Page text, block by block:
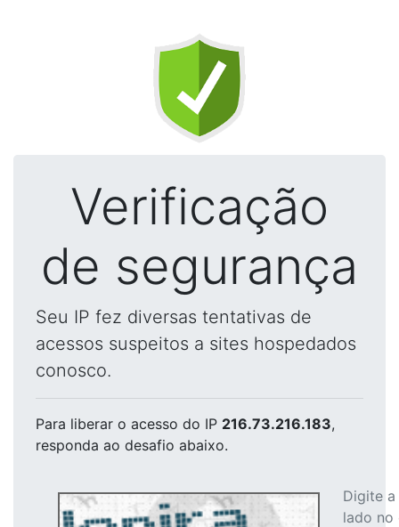
Verificação
de segurança
Seu IP fez diversas tentativas de
acessos suspeitos a sites hospedados
conosco.
Para liberar o acesso do IP 216.73.216.183,
responda ao desafio abaixo.
Digite
lado no